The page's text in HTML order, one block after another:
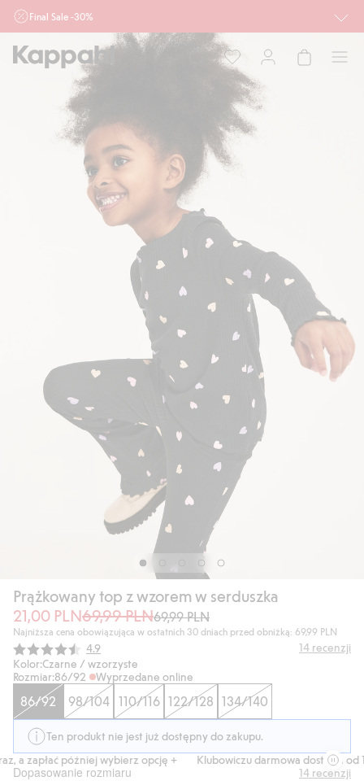
Final Sale -30%
Ważne przy zakupie min. 2 sztuk produktów włączonych w ofertę, również z
działu outlet do 10.8 w sklepach Kappahl i Newbie oraz na kappahl.com. Ofert
nie łączymy
Niemowlę
Prążkowany top z wzorem w serduszka
21,00 PLN69,99 PLN69,99 PLN
Najniższa cena obowiązująca w ostatnich 30 dniach przed obniżką: 69,99 PLN
Średnia ocena:
4.9 14 recenzji
Kolor:Czarne / wzorzyste
Rozmiar:86/92 Wyprzedane online
86/92 98/104 110/116 122/128 134/140
Ten produkt nie jest już dostępny do zakupu.
a zapłać później wybierz opcję +
Klubowiczu darmowa dostawa od
Dopasowanie rozmiaru 14 recenzji